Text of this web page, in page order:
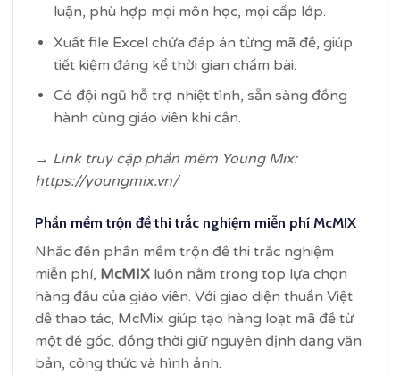
luận, phù hợp mọi môn học, mọi cấp lớp.
Xuất file Excel chứa đáp án từng mã đề, giúp
tiết kiệm đáng kể thời gian chấm bài.
Có đội ngũ hỗ trợ nhiệt tình, sẵn sàng đồng
hành cùng giáo viên khi cần.
→ Link truy cập phần mềm Young Mix:
https://youngmix.vn/
Phần mềm trộn đề thi trắc nghiệm miễn phí McMIX
Nhắc đến phần mềm trộn đề thi trắc nghiệm
miễn phí, McMIX luôn nằm trong top lựa chọn
hàng đầu của giáo viên. Với giao diện thuần Việt
dễ thao tác, McMix giúp tạo hàng loạt mã đề từ
một đề gốc, đồng thời giữ nguyên định dạng văn
bản, công thức và hình ảnh.